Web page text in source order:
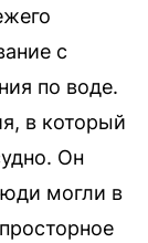
с
по воде.
в который
Он
могли в